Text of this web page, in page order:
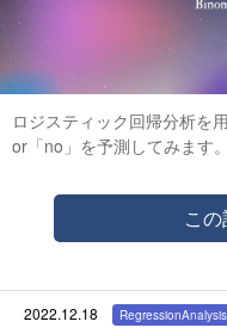
ロジスティック回帰分析を
or「no」を予測してみます。
こ
2022.12.18 RegressionAnalysis